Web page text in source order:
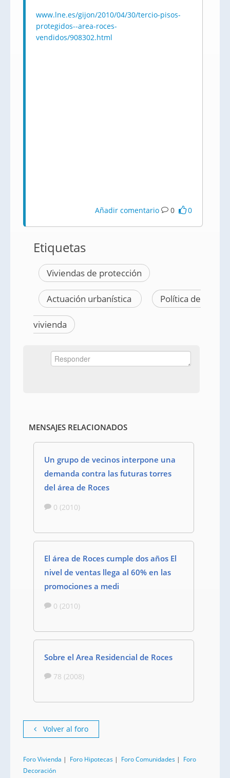
www.lne.es/gijon/2010/04/30/tercio-pisos-
protegidos--area-roces-
vendidos/908302.html
Añadir comentario 0 0
Etiquetas
Viviendas de protección
Actuación urbanística Política de
vivienda
MENSAJES RELACIONADOS
Un grupo de vecinos interpone una
demanda contra las futuras torres
del área de Roces
0 (2010)
El área de Roces cumple dos años El
nivel de ventas llega al 60% en las
promociones a medi
0 (2010)
Sobre el Area Residencial de Roces
78 (2008)
Volver al foro
Foro Vivienda | Foro Hipotecas | Foro Comunidades | Foro
Decoración